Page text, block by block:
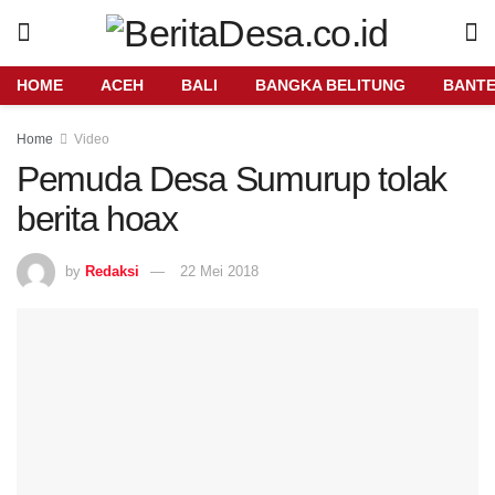
HOME ACEH BALI BANGKA BELITUNG
Home Video
Pemuda Desa Sumurup tolak
berita hoax
by Redaksi 22 Mei 2018